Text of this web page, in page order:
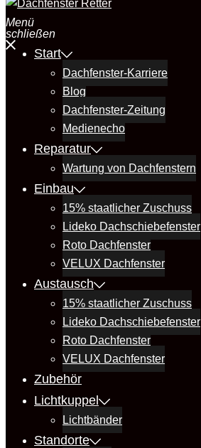
Menü
schließen
Start
Dachfenster-Karriere
Blog
Dachfenster-Zeitung
Medienecho
Reparatur
Wartung von Dachfenstern
Einbau
15% staatlicher Zuschuss
Lideko Dachschiebefenster
Roto Dachfenster
VELUX Dachfenster
Austausch
15% staatlicher Zuschuss
Lideko Dachschiebefenster
Roto Dachfenster
VELUX Dachfenster
Zubehör
Lichtkuppel
Lichtbänder
Standorte